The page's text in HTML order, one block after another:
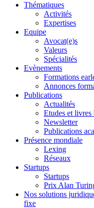
Thématiques
Activités
Expertises
Equipe
Avocat(e)s
Valeurs
Spécialités
Evènements
Formations
Annonces
Publications
Actualités
Etudes et livres
Newsletter
Publications
Présence mondiale
Lexing
Réseaux
Startups
Startups
Prix Alan
Nos solutions
fixe